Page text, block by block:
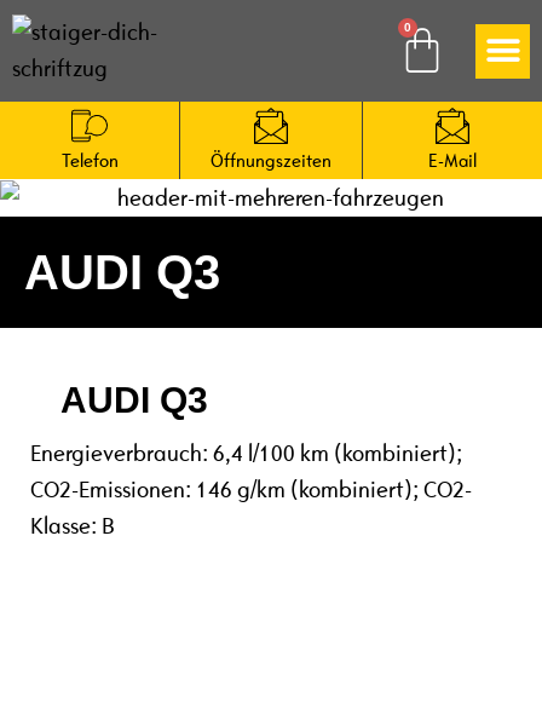
Telefon Öffnungs­zeiten E-Mail
AUDI Q3
AUDI Q3
Energieverbrauch: 6,4 l/100 km (kombiniert);
CO2-Emissionen: 146 g/km (kombiniert); CO2-
Klasse: B